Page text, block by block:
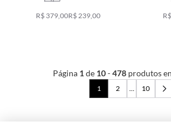
R$ 379,00R$ 239,00
Página 1de 10-478produtos
1 2 ... 10